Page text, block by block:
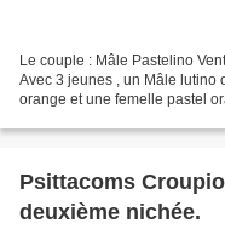
Le couple : Mâle Pastelino
Avec 3 jeunes , un Mâle lutino
orange et une femelle pastel
Psittacoms
deuxième nichée.